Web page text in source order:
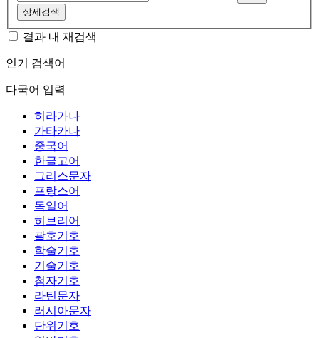
상세검색
결과 내 재검색
인기 검색어
다국어 입력
히라가나
가타카나
중국어
한글고어
그리스문자
프랑스어
독일어
히브리어
괄호기호
학술기호
기술기호
첨자기호
라틴문자
러시아문자
단위기호